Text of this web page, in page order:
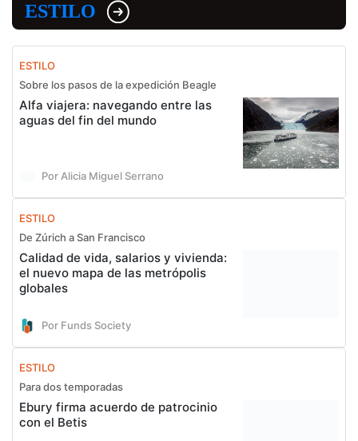
ESTILO
ESTILO
Sobre los pasos de la expedición Beagle
Alfa viajera: navegando entre las
aguas del fin del mundo
Por Alicia Miguel Serrano
ESTILO
De Zúrich a San Francisco
Calidad de vida, salarios y vivienda:
el nuevo mapa de las metrópolis
globales
Por Funds Society
ESTILO
Para dos temporadas
Ebury firma acuerdo de patrocinio
con el Betis